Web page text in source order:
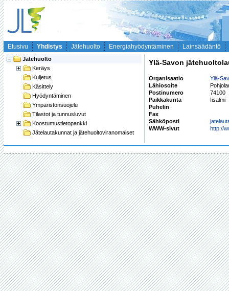
Etusivu Yhdistys Jätehuolto Energiahyödyntäminen Lainsäädäntö
Jätehuolto
Keräys
Kuljetus
Käsittely
Hyödyntäminen
Ympäristönsuojelu
Tilastot ja tunnusluvut
Koostumustietopankki
Jätelautakunnat ja jätehuoltoviranomaiset
Ylä-Savon
Organisaatio
Ylä-
Lähiosoite
Postinumero
74100
Paikkakunta
Iisalmi
Puhelin
Fax
Sähköposti
WWW-sivut
http://